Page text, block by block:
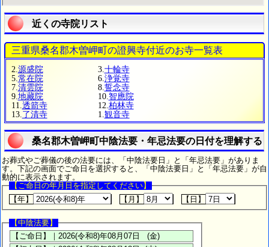
近くの寺院リスト
三重県桑名郡木曽岬町の證興寺付近のお寺一覧表
2. 源盛院 3. 十輪寺
5. 常在院 6. 浄覚寺
7. 清雲院 8. 誓念寺
9. 地藏院 10. 智應院
11. 透箭寺 12. 柏林寺
13. 了清寺 1. 観音寺
桑名郡木曽岬町中陰法要・年忌法要の日付を理解する
お葬式やご葬儀の後の法要には、「中陰法要日」と「年忌法要」がありま
す。下記の画面でご命日を選択すると、「中陰法要日」と「年忌法要」が自
動的に表示されます。
【ご命日の年月日を指定してください】
【年】
【月】 【日】
【中陰法要】